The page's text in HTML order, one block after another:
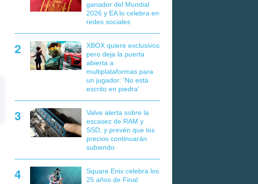
ganador del Mundial
2026 y EA lo celebra en
redes sociales
XBOX quiere exclusivos
pero deja la puerta
abierta a
multiplataformas para
un jugador: 'No está
escrito en piedra'
Valve alerta sobre la
escasez de RAM y
SSD, y prevén que los
precios continuarán
subiendo
Square Enix celebra los
25 años de Final